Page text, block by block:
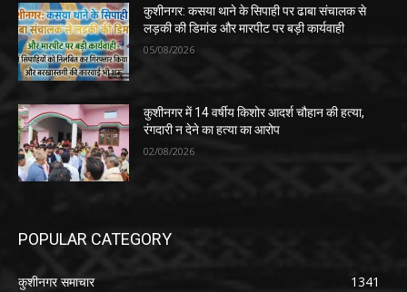
कुशीनगर: कसया थाने के सिपाही पर ढाबा संचालक से
लड़की की डिमांड और मारपीट पर बड़ी कार्यवाही
05/08/2026
कुशीनगर में 14 वर्षीय किशोर आदर्श चौहान की हत्या,
रंगदारी न देने का हत्या का आरोप
02/08/2026
POPULAR CATEGORY
कुशीनगर समाचार
1341